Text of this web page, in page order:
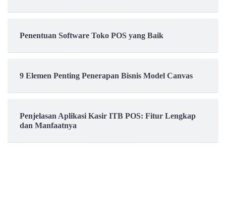
Penentuan Software Toko POS yang Baik
9 Elemen Penting Penerapan Bisnis Model Canvas
Penjelasan Aplikasi Kasir ITB POS: Fitur Lengkap
dan Manfaatnya